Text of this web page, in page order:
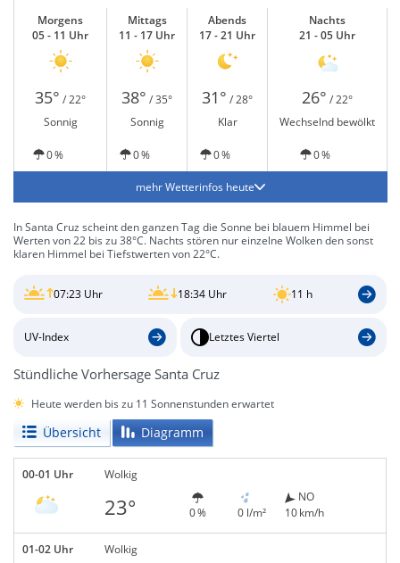
Morgens
05 - 11 Uhr
Mittags
11 - 17 Uhr
Abends
17 - 21 Uhr
Nachts
21 - 05 Uhr
35° / 22° 38° / 35° 31° / 28° 26° / 22°
Sonnig
Sonnig Klar Wechselnd bewölkt
0 % 0 % 0 % 0 %
mehr Wetterinfos heute
In Santa Cruz scheint den ganzen Tag die Sonne bei blauem Himmel bei
Werten von 22 bis zu 38°C. Nachts stören nur einzelne Wolken den sonst
klaren Himmel bei Tiefstwerten von 22°C.
07:23 Uhr 18:34 Uhr 11 h
UV-Index Letztes Viertel
Stündliche Vorhersage Santa Cruz
Heute werden bis zu 11 Sonnenstunden erwartet
Übersicht Diagramm
00-01 Uhr Wolkig
23° 0 % 0 l/m²
NO
10 km/h
01-02 Uhr Wolkig